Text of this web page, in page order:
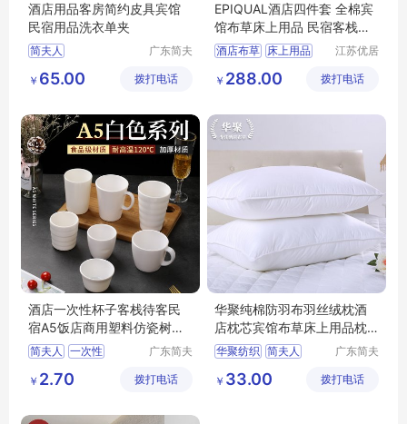
酒店用品客房简约皮具宾馆
民宿用品洗衣单夹
简夫人
广东简夫
限公司
￥ 65.00 拨打电话
EPIQUAL酒店四件套 全棉宾
馆布草床上用品 民宿客栈套
件贡缎
酒店布草 床上用品
江苏优居
有限公司
￥ 288.00 拨打电话
酒店一次性杯子客栈待客民
宿A5饭店商用塑料仿瓷树脂
水杯餐具
简夫人 一次性
广东简夫
限公司
￥ 2.70 拨打电话
华聚纯棉防羽布羽丝绒枕酒
店枕芯宾馆布草床上用品枕
头批发
华聚纺织 简夫人
广东简夫
限公司
￥ 33.00 拨打电话